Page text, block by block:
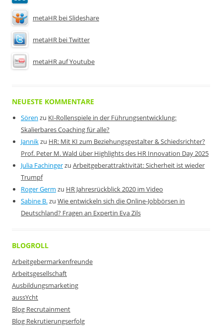
metaHR bei Slideshare
metaHR bei Twitter
metaHR auf Youtube
NEUESTE KOMMENTARE
Sören zu KI-Rollenspiele in der Führungsentwicklung:
Skalierbares Coaching für alle?
Jannikzu HR: Mit KI zum Beziehungsgestalter & Schiedsrichter?
Prof. Peter M. Wald über Highlights des HR Innovation Day 2025
Julia Fachingerzu Arbeitgeberattraktivität: Sicherheit ist wieder
Trumpf
Roger Germ zu HR Jahresrückblick 2020 im Video
Sabine B.zu Wie entwickeln sich die Online-Jobbörsen in
Deutschland? Fragen an Expertin Eva Zils
BLOGROLL
Arbeitgebermarkenfreunde
Arbeitsgesellschaft
Ausbildungsmarketing
aussYcht
Blog Recrutainment
Blog Rekrutierungserfolg